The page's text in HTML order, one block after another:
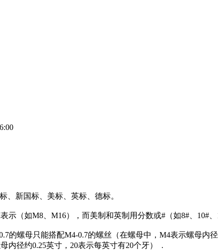
、新国标、美标、英标、德标。
（如M8、M16），而美制和英制用分数或#（如8#、10#、
的螺母只能搭配M4-0.7的螺丝（在螺母中，M4表示螺母内
内径约0.25英寸，20表示每英寸有20个牙） .